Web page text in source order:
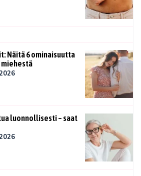
Näitä 6 ominaisuutta
luonnollisesti – saat